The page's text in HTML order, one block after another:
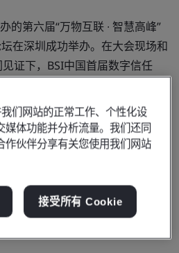
的第六届“万物互联 ∙ 智慧高峰”
在深圳成功举办。在大会现场和
证下，BSI中国首届数字信任
科技企业，海康威视凭借在智能
实践和成果，荣获BSI颁发的可
系列奖项之一，旨在表彰企业对
威视成为首批获奖者之一，其在
们网站的正常工作、个性化设
媒体功能并分析流量。我们还同
作伙伴分享有关您使用我们网站
接受所有 Cookie